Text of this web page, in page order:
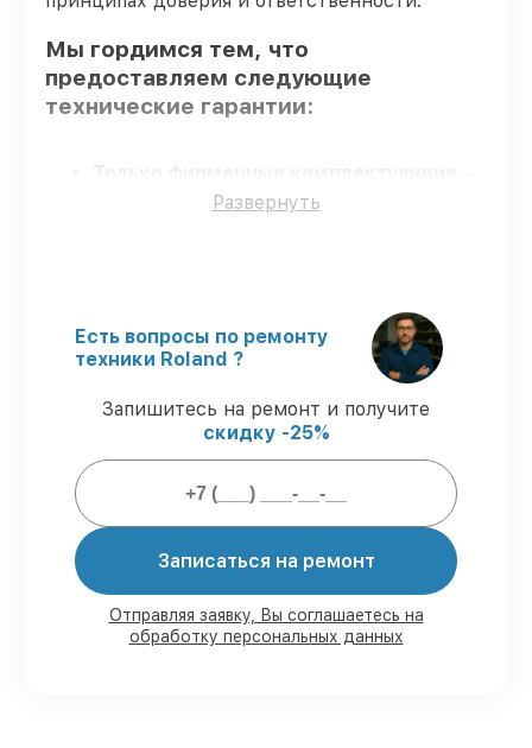
Мы гордимся тем, что
предоставляем следующие
технические гарантии:
Только фирменные комплектующие
только подлинные комплектующие.
восстановление синтезатора UNO-DS61
выполняется строго в оговоренные
Сервис с гарантией– все работы по
восстановлению проводятся с
официальной гарантией.
Мы гарантируем:
80%работ в присутствии заказчика
90%комплектующих для синтезаторов
имеются в наличии или доступны для
Развернуть
Есть вопросы по ремонту
техники Roland ?
Запишитесь на ремонт и получите
скидку -25%
Записаться на ремонт
Отправляя заявку, Вы соглашаетесь на
обработку персональных данных